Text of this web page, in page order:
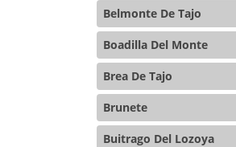
Belmonte De Tajo
Boadilla Del Monte
Brea De Tajo
Brunete
Buitrago Del Lozoya